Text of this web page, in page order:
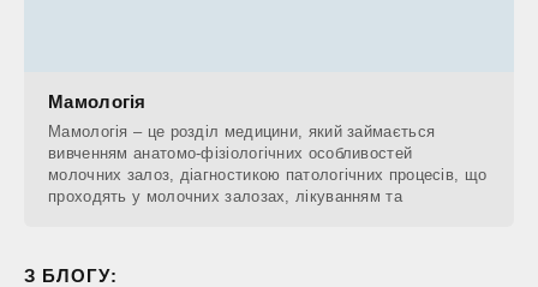
Мамологія
Мамологія – це розділ медицини, який займається
вивченням анатомо-фізіологічних особливостей
молочних залоз, діагностикою патологічних процесів, що
проходять у молочних залозах, лікуванням та
З БЛОГУ: